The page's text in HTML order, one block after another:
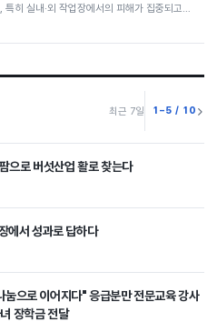
히 실내·외 작업장에서의 피해가 집중되고…
최근 7일 1–5 / 10
으로 버섯산업 활로 찾는다
서 성과로 답하다
눔으로 이어지다" 응급분만 전문교육 강사
장학금 전달